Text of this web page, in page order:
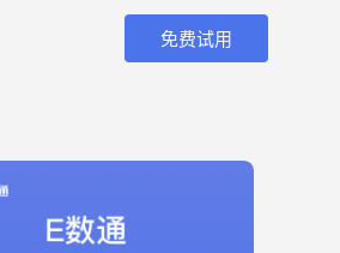
免费试用